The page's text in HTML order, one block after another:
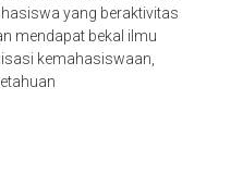
yang beraktivitas
mendapat bekal ilmu
kemahasiswaan,